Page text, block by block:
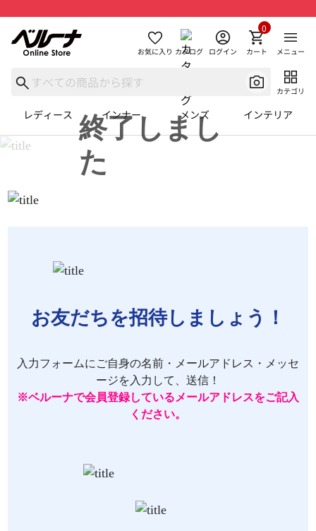
お気に入り カタログ ログイン カート
0
メニュー
カテゴリ
レディース インナー メンズ インテリア
お友だちを招待しましょう！
入力フォームにご自身の名前・メールアドレス・メッセ
ージを入力して、送信！
※ベルーナで会員登録しているメールアドレスをご記入
ください。